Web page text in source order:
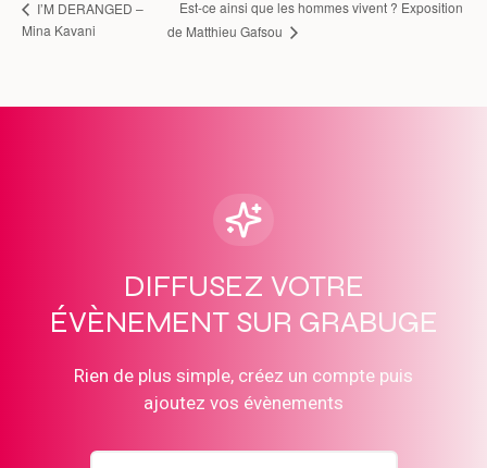
I’M DERANGED –
Mina Kavani
Est-ce ainsi que les hommes vivent ? Exposition
de Matthieu Gafsou
DIFFUSEZ VOTRE
ÉVÈNEMENT SUR GRABUGE
Rien de plus simple, créez un compte puis
ajoutez vos évènements